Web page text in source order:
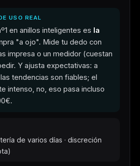
USO REAL
en anillos inteligentes es la
"a ojo". Mide tu dedo con
impresa o un medidor (cuestan
Y ajusta expectativas: a
tendencias son fiables; el
intenso, no, eso pasa incluso
de varios días · discreción